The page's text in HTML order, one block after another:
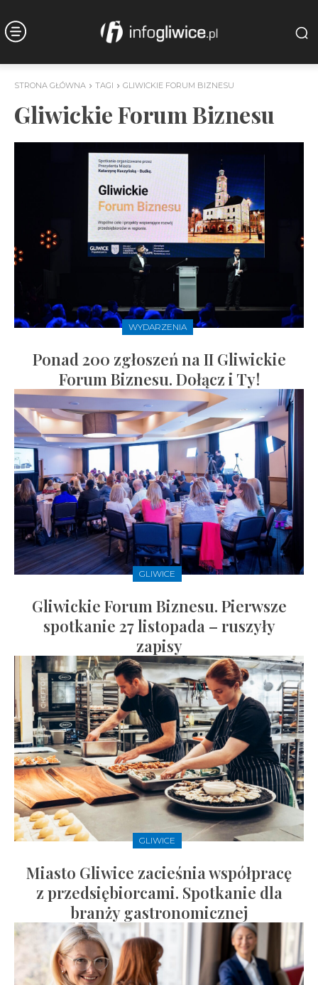
STRONA GŁÓWNA TAGI GLIWICKIE FORUM BIZNESU
Gliwickie Forum Biznesu
WYDARZENIA
Ponad 200 zgłoszeń na II Gliwickie
Forum Biznesu. Dołącz i Ty!
GLIWICE
Gliwickie Forum Biznesu. Pierwsze
spotkanie 27 listopada – ruszyły
zapisy
GLIWICE
Miasto Gliwice zacieśnia współpracę
z przedsiębiorcami. Spotkanie dla
branży gastronomicznej